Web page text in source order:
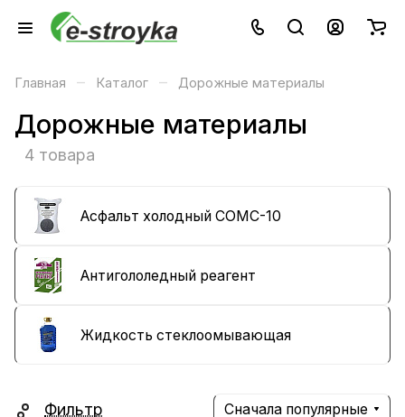
Главная – Каталог – Дорожные материалы
Дорожные материалы
4 товара
Асфальт холодный СОМС-10
Антигололедный реагент
Жидкость стеклоомывающая
Фильтр Сначала популярные